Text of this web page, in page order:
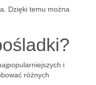
Dzięki temu można
i
różnych